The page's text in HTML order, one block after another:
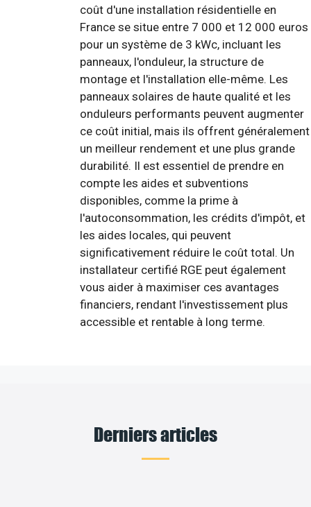
coût d'une installation résidentielle en
France se situe entre 7 000 et 12 000 euros
pour un système de 3 kWc, incluant les
panneaux, l'onduleur, la structure de
montage et l'installation elle-même. Les
panneaux solaires de haute qualité et les
onduleurs performants peuvent augmenter
ce coût initial, mais ils offrent généralement
un meilleur rendement et une plus grande
durabilité. Il est essentiel de prendre en
compte les aides et subventions
disponibles, comme la prime à
l'autoconsommation, les crédits d'impôt, et
les aides locales, qui peuvent
significativement réduire le coût total. Un
installateur certifié RGE peut également
vous aider à maximiser ces avantages
financiers, rendant l'investissement plus
accessible et rentable à long terme.
Derniers articles